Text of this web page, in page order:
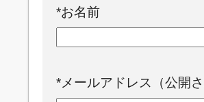
*お名前
*メールアドレス（公開さ